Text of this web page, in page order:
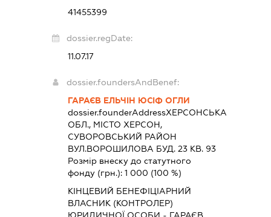
41455399
dossier.regDate:
11.07.17
dossier.foundersAndBenef:
ГАРАЄВ ЕЛЬЧІН ЮСІФ ОГЛИ
dossier.founderAddressХЕРСОНСЬКА
ОБЛ., МІСТО ХЕРСОН,
СУВОРОВСЬКИЙ РАЙОН
ВУЛ.ВОРОШИЛОВА БУД. 23 КВ. 93
Розмір внеску до статутного
фонду (грн.):1 000 (100 %)
КІНЦЕВИЙ БЕНЕФІЦІАРНИЙ
ВЛАСНИК (КОНТРОЛЕР)